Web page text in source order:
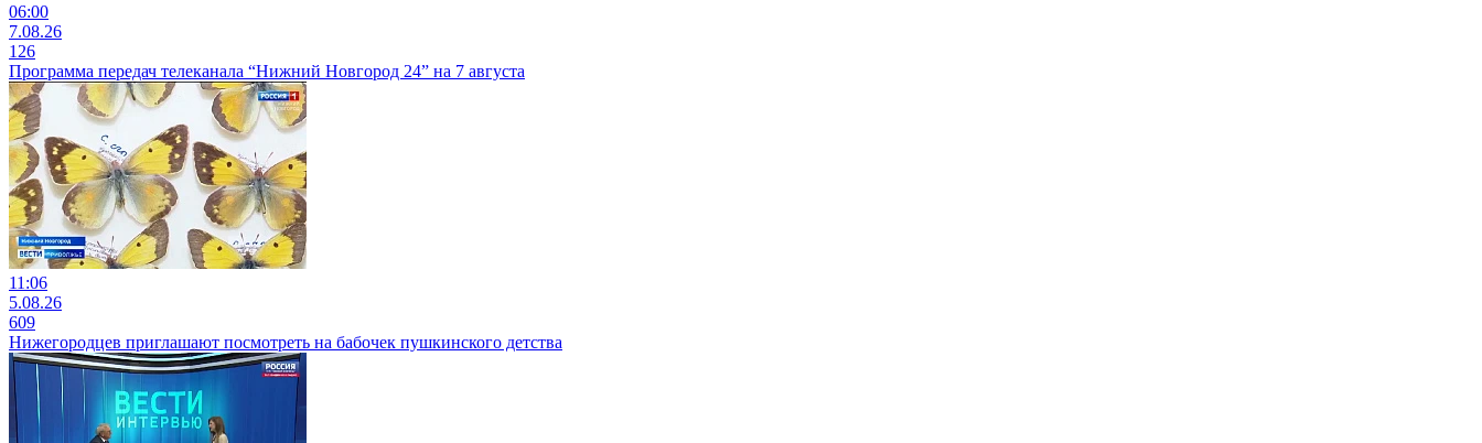
06:00
7.08.26
126
Программа передач телеканала “Нижний Новгород 24” на 7 августа
11:06
5.08.26
609
Нижегородцев приглашают посмотреть на бабочек пушкинского детства